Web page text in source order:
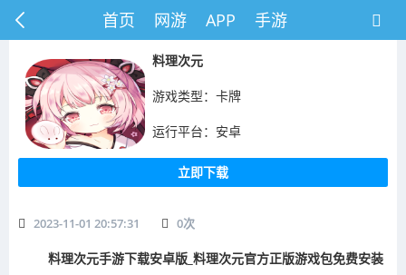
首页 网游 APP 手游
料理次元
游戏类型：卡牌
运行平台：安卓
立即下载
2023-11-01 20:57:31 0次
料理次元手游下载安卓版_料理次元官方正版游戏包免费安装